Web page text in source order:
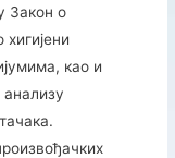
Закон о
као и
анализу